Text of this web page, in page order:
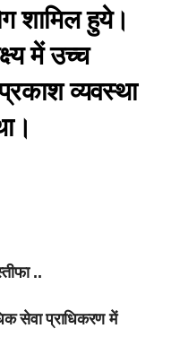
शामिल हुये।
में उच्च
व्यवस्था
..
सेवा प्राधिकरण में